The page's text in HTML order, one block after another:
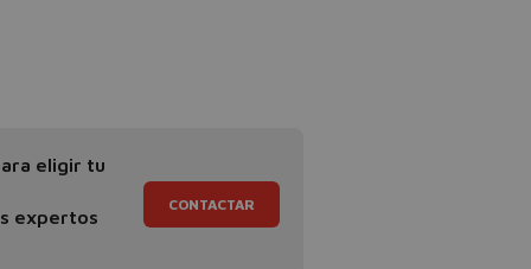
eligir tu
expertos
CONTACTAR